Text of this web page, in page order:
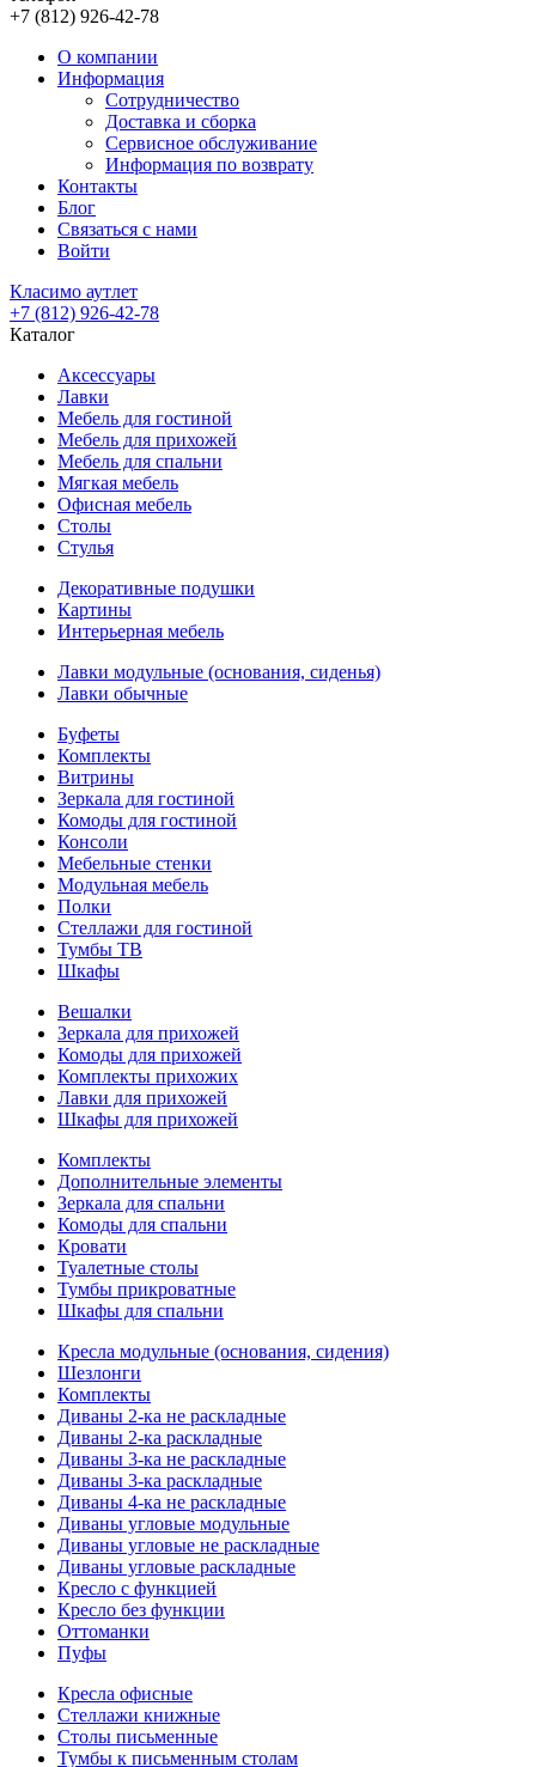
+7 (812) 926-42-78
О компании
Информация
Сотрудничество
Доставка и сборка
Сервисное обслуживание
Информация по возврату
Контакты
Блог
Связаться с нами
Войти
Класимо аутлет
+7 (812) 926-42-78
Каталог
Аксессуары
Лавки
Мебель для гостиной
Мебель для прихожей
Мебель для спальни
Мягкая мебель
Офисная мебель
Столы
Стулья
Декоративные подушки
Картины
Интерьерная мебель
Лавки модульные (основания, сиденья)
Лавки обычные
Буфеты
Комплекты
Витрины
Зеркала для гостиной
Комоды для гостиной
Консоли
Мебельные стенки
Модульная мебель
Полки
Стеллажи для гостиной
Тумбы ТВ
Шкафы
Вешалки
Зеркала для прихожей
Комоды для прихожей
Комплекты прихожих
Лавки для прихожей
Шкафы для прихожей
Комплекты
Дополнительные элементы
Зеркала для спальни
Комоды для спальни
Кровати
Туалетные столы
Тумбы прикроватные
Шкафы для спальни
Кресла модульные (основания, сидения)
Шезлонги
Комплекты
Диваны 2-ка не раскладные
Диваны 2-ка раскладные
Диваны 3-ка не раскладные
Диваны 3-ка раскладные
Диваны 4-ка не раскладные
Диваны угловые модульные
Диваны угловые не раскладные
Диваны угловые раскладные
Кресло с функцией
Кресло без функции
Оттоманки
Пуфы
Кресла офисные
Стеллажи книжные
Столы письменные
Тумбы к письменным столам